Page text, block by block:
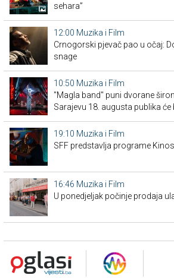
sehara”
12:00 Muzika i Film
Crnogorski pjevač pao u očaj:
snage
10:50 Muzika i Film
"Magla band" puni dvorane
Sarajevu 18. augusta publika
19:10 Muzika i Film
SFF predstavlja programe
16:46 Muzika i Film
U ponedjeljak počinje prodaja